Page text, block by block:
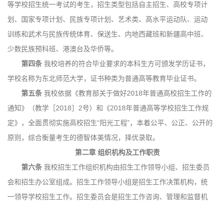
等学校招生统一考试的考生，招生类型包括自主招生、高校专项计
划、国家专项计划、民族专项计划、艺术类、高水平运动队、运动
训练和武术与民族传统体育、保送生、内地西藏班和新疆高中班、
少数民族预科班、港澳台及华侨等。
第四条 我校培养的符合毕业要求的本科生方可颁发学历证书，
学校名称为东北师范大学，证书种类为普通高等教育毕业证书。
第五条 我校依据《教育部关于做好2018年普通高校招生工作的
通知》（教学［2018］2号）和《2018年普通高等学校招生工作规
定》，全面贯彻实施高校招生“阳光工程”，本着公平、公正、公开的
原则，综合衡量考生的德智体美情况，择优录取。
第二章 组织机构及工作职责
第六条 我校招生工作组织机构由招生工作领导小组、招生委员
会和招生办公室组成。招生工作领导小组是招生工作决策机构，统
一领导学校招生工作。招生委员会是招生工作咨询、管理和监督机